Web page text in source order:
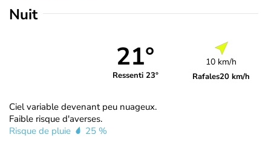
Nuit
21°
Ressenti 23°
10 km/h
Rafales20 km/h
Ciel variable devenant peu nuageux.
Faible risque d'averses.
Risque de pluie
25 %